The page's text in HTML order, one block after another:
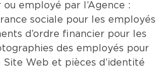
employé par l’Agence :
sociale pour les employés
d’ordre financier pour les
des employés pour
Site Web et pièces d’identité